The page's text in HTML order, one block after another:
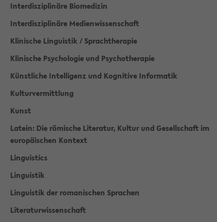
Interdisziplinäre Biomedizin
Interdisziplinäre Medienwissenschaft
Klinische Linguistik / Sprachtherapie
Klinische Psychologie und Psychotherapie
Künstliche Intelligenz und Kognitive Informatik
Kulturvermittlung
Kunst
Latein: Die römische Literatur, Kultur und Gesellschaft im
europäischen Kontext
Linguistics
Linguistik
Linguistik der romanischen Sprachen
Literaturwissenschaft